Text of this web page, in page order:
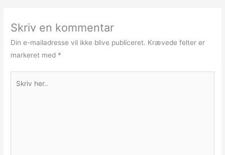
Skriv en kommentar
Din e-mailadresse vil ikke blive publiceret. Krævede felter er
markeret med *